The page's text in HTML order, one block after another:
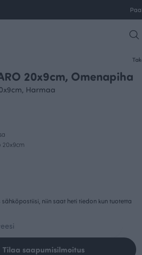
20x9cm, Omenapiha
Harmaa
20x9cm
niin saat heti tiedon kun tuotetta
Tilaa saapumisilmoitus